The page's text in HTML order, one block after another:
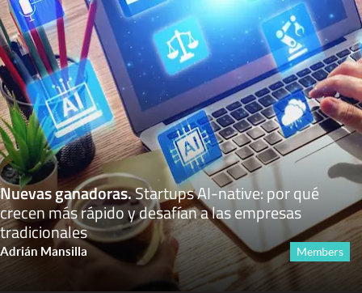
Nuevas ganadoras.Startups AI-native: por qué
crecen más rápido y desafían a las empresas
tradicionales
Adrián Mansilla Members